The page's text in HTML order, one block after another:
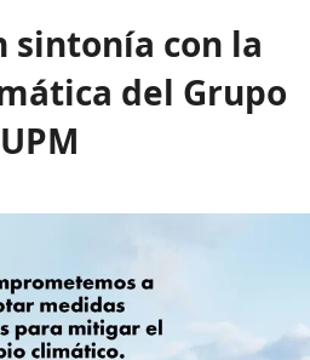
sintonía con la
del Grupo
UPM